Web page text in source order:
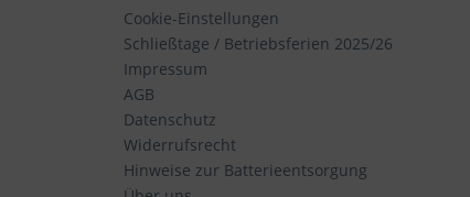
Cookie-Einstellungen
Schließtage / Betriebsferien 2025/26
Impressum
AGB
Datenschutz
Widerrufsrecht
Hinweise zur Batterieentsorgung